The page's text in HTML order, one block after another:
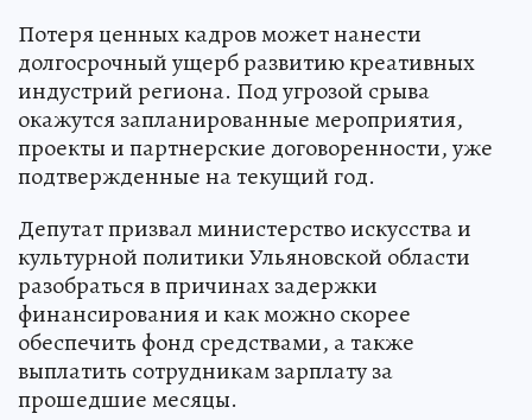
Потеря ценных кадров может нанести
долгосрочный ущерб развитию креативных
индустрий региона. Под угрозой срыва
окажутся запланированные мероприятия,
проекты и партнерские договоренности, уже
подтвержденные на текущий год.
Депутат призвал министерство искусства и
культурной политики Ульяновской области
разобраться в причинах задержки
финансирования и как можно скорее
обеспечить фонд средствами, а также
выплатить сотрудникам зарплату за
прошедшие месяцы.